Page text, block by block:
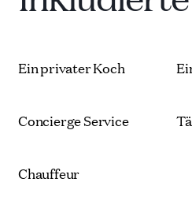
Ein privater Koch
Concierge Service
Chauffeur